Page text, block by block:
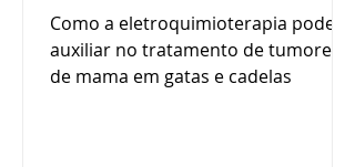
Como a eletroquimioterapia pode
auxiliar no tratamento de tumores
de mama em gatas e cadelas